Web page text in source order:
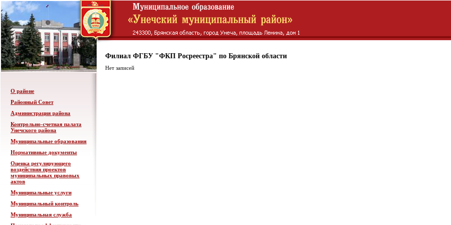
О районе
Районный Совет
Администрация района
Контрольно-счетная палата
Унечского района
Муниципальные образования
Нормативные документы
Оценка регулирующего
воздействия проектов
муниципальных правовых
актов
Муниципальные услуги
Муниципальный контроль
Муниципальная служба
Филиал ФГБУ "ФКП Росреестра" по Брянской области
Нет записей